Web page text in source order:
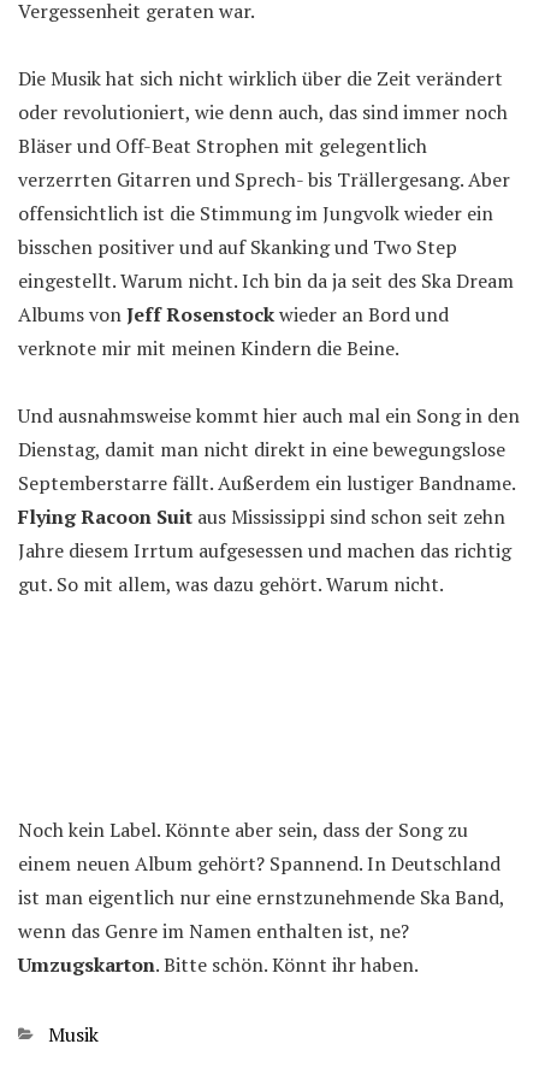
Vergessenheit geraten war.
Die Musik hat sich nicht wirklich über die Zeit verändert
oder revolutioniert, wie denn auch, das sind immer noch
Bläser und Off-Beat Strophen mit gelegentlich
verzerrten Gitarren und Sprech- bis Trällergesang. Aber
offensichtlich ist die Stimmung im Jungvolk wieder ein
bisschen positiver und auf Skanking und Two Step
eingestellt. Warum nicht. Ich bin da ja seit des Ska Dream
Albums vonJeff Rosenstockwieder an Bord und
verknote mir mit meinen Kindern die Beine.
Und ausnahmsweise kommt hier auch mal ein Song in den
Dienstag, damit man nicht direkt in eine bewegungslose
Septemberstarre fällt. Außerdem ein lustiger Bandname.
Flying Racoon Suit aus Mississippi sind schon seit zehn
Jahre diesem Irrtum aufgesessen und machen das richtig
gut. So mit allem, was dazu gehört. Warum nicht.
Noch kein Label. Könnte aber sein, dass der Song zu
einem neuen Album gehört? Spannend. In Deutschland
ist man eigentlich nur eine ernstzunehmende Ska Band,
wenn das Genre im Namen enthalten ist, ne?
Umzugskarton. Bitte schön. Könnt ihr haben.
Kategorien
Musik